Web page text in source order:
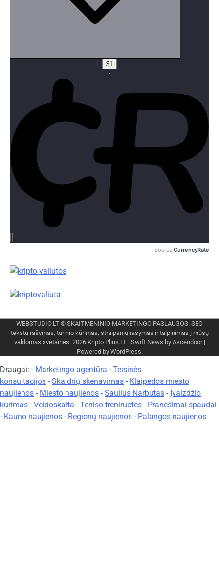
Source:CurrencyRate
WEBSTUDIO.LT © SKAITMENINIO MARKETINGO PASLAUGOS. SEO
tekstų rašymas, turinio kūrimas, straipsnių rašymas ir talpinimas į mūsų
valdomas svetaines. 2026 Kripto Plius.LT| Swift News by Ascendoor|
Powered by WordPress.
Draugai: - Marketingo agentūra - Teisinės
konsultacijos - Skaidrių skenavimas - Klaipedos miesto
naujienos - Miesto naujienos - Saulius Narbutas - Įvaizdžio
kūrimas - Veidoskaita - Teniso treniruotės - Pranešimai spaudai
- Kauno naujienos - Regionų naujienos - Palangos naujienos